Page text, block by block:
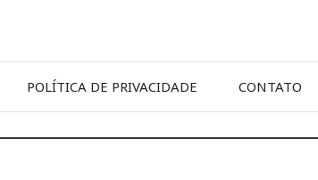
POLÍTICA DE PRIVACIDADE CONTATO